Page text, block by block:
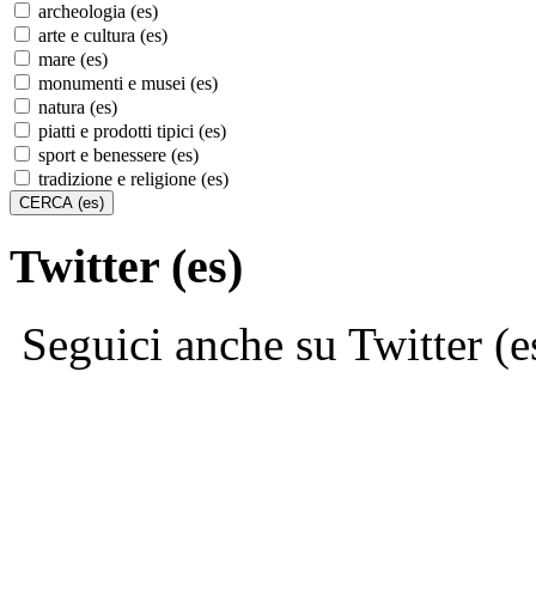
archeologia (es)
arte e cultura (es)
mare (es)
monumenti e musei (es)
natura (es)
piatti e prodotti tipici (es)
sport e benessere (es)
tradizione e religione (es)
Twitter (es)
Seguici anche su Twitter